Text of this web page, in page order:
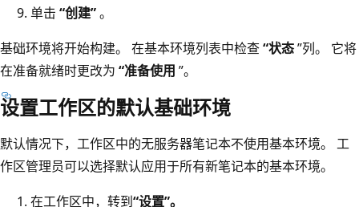
单击 “创建”。
基础环境将开始构建。 在基本环境列表中检查“状态”列。 它将
在准备就绪时更改为 “准备使用 ”。
设置工作区的默认基础环境
默认情况下，工作区中的无服务器笔记本不使用基本环境。 工
作区管理员可以选择默认应用于所有新笔记本的基本环境。
在工作区中，转到“设置”。